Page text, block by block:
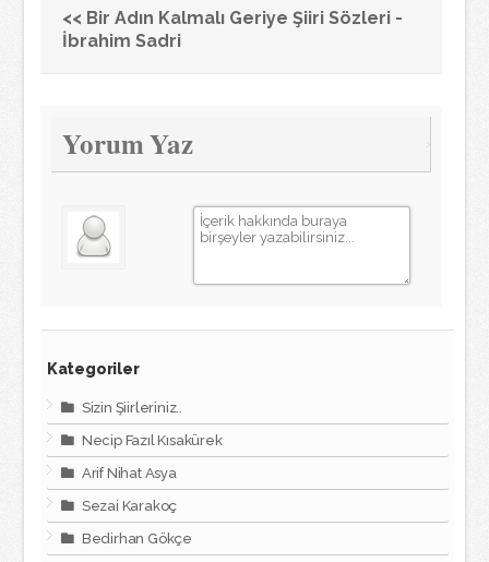
<< Bir Adın Kalmalı Geriye Şiiri Sözleri -
İbrahim Sadri
Yorum Yaz
Kategoriler
Sizin Şiirleriniz..
Necip Fazıl Kısakürek
Arif Nihat Asya
Sezai Karakoç
Bedirhan Gökçe